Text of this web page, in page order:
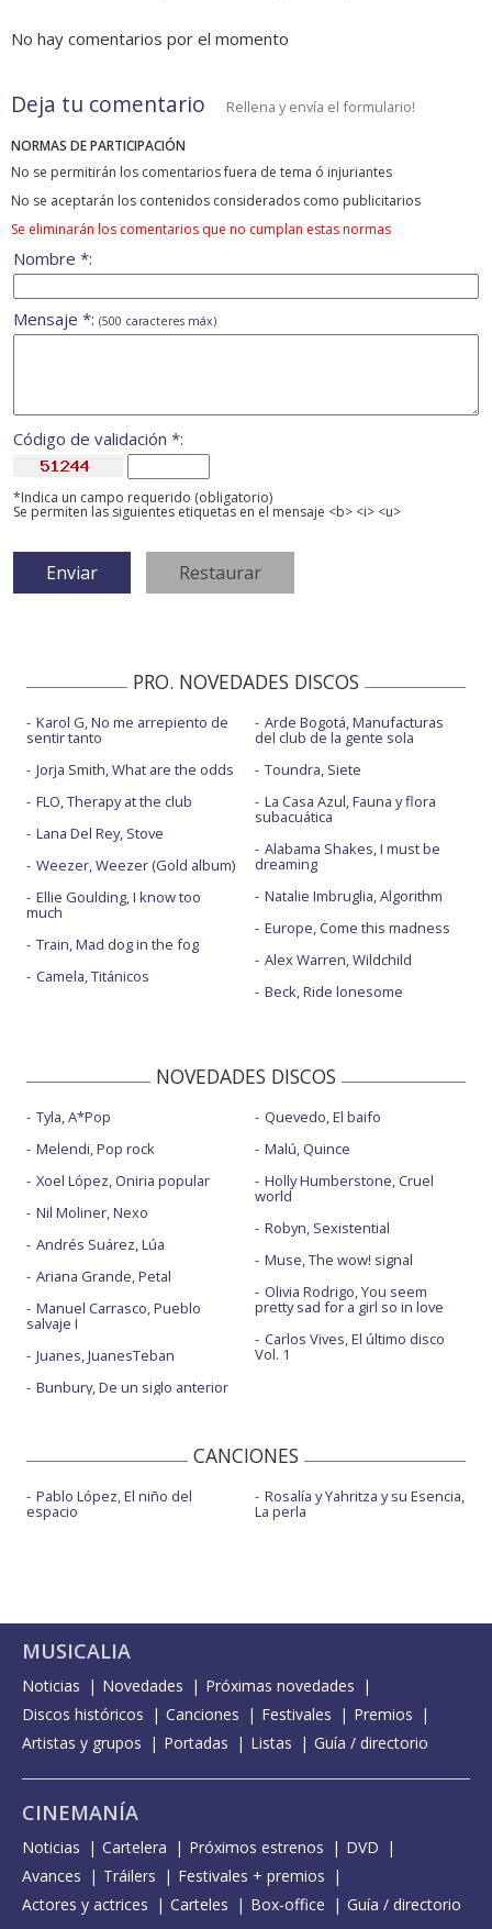
No hay comentarios por el momento
Deja tu comentario Rellena y envía el formulario!
NORMAS DE PARTICIPACIÓN
No se permitirán los comentarios fuera de tema ó injuriantes
No se aceptarán los contenidos considerados como publicitarios
Se eliminarán los comentarios que no cumplan estas normas
Nombre *:
Mensaje *: (500 caracteres máx)
Código de validación *:
*Indica un campo requerido (obligatorio)
Se permiten las siguientes etiquetas en el mensaje <b> <i> <u>
PRO. NOVEDADES DISCOS
Karol G, No me arrepiento de
sentir tanto
Jorja Smith, What are the odds
FLO, Therapy at the club
Lana Del Rey, Stove
Weezer, Weezer (Gold album)
Ellie Goulding, I know too
much
Train, Mad dog in the fog
Camela, Titánicos
Arde Bogotá, Manufacturas
del club de la gente sola
Toundra, Siete
La Casa Azul, Fauna y flora
subacuática
Alabama Shakes, I must be
dreaming
Natalie Imbruglia, Algorithm
Europe, Come this madness
Alex Warren, Wildchild
Beck, Ride lonesome
NOVEDADES DISCOS
Tyla, A*Pop
Melendi, Pop rock
Xoel López, Oniria popular
Nil Moliner, Nexo
Andrés Suárez, Lúa
Ariana Grande, Petal
Manuel Carrasco, Pueblo
salvaje I
Juanes, JuanesTeban
Bunbury, De un siglo anterior
Quevedo, El baifo
Malú, Quince
Holly Humberstone, Cruel
world
Robyn, Sexistential
Muse, The wow! signal
Olivia Rodrigo, You seem
pretty sad for a girl so in love
Carlos Vives, El último disco
Vol. 1
CANCIONES
Pablo López, El niño del
espacio
Rosalía y Yahritza y su Esencia,
La perla
MUSICALIA
Noticias Novedades
Próximas novedades
Discos históricos
Canciones Festivales
Premios
Artistas y grupos
Portadas Listas Guía / directorio
CINEMANÍA
Noticias Cartelera Próximos estrenos
DVD
Avances
Tráilers
Festivales + premios
Actores y actrices
Carteles Box-office Guía / directorio